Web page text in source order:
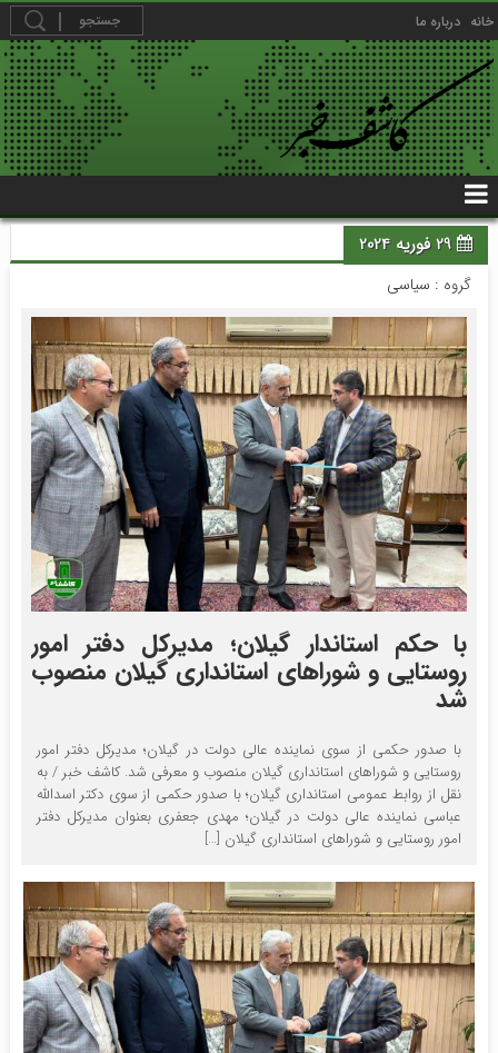
خانه درباره ما
29 فوریه 2024
گروه : سیاسی
با حکم استاندار گیلان؛ مدیرکل دفتر امور
روستایی و شوراهای استانداری گیلان منصوب
شد
با صدور حکمی از سوی نماینده عالی دولت در گیلان؛ مدیرکل دفتر امور
روستایی و شوراهای استانداری گیلان منصوب و معرفی شد. کاشف خبر / به
نقل از روابط عمومی استانداری گیلان؛ با صدور حکمی از سوی دکتر اسدالله
عباسی نماینده عالی دولت در گیلان؛ مهدی جعفری بعنوان مدیرکل دفتر
امور روستایی و شوراهای استانداری گیلان […]